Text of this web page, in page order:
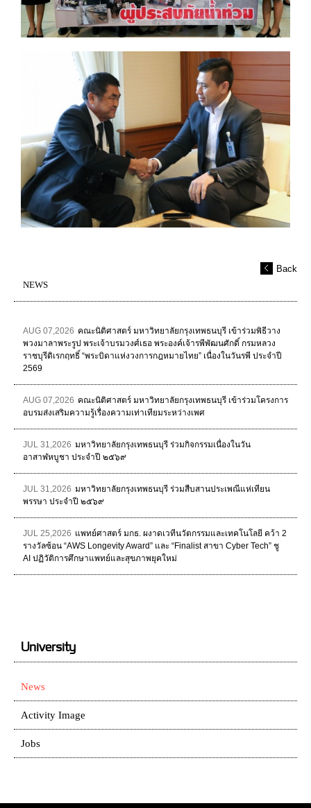
Back
NEWS
AUG 07,2026 คณะนิติศาสตร์ มหาวิทยาลัยกรุงเทพธนบุรี เข้าร่วมพิธีวาง
พวงมาลาพระรูป พระเจ้าบรมวงศ์เธอ พระองค์เจ้ารพีพัฒนศักดิ์ กรมหลวง
ราชบุรีดิเรกฤทธิ์ “พระบิดาแห่งวงการกฎหมายไทย” เนื่องในวันรพี ประจำปี
2569
AUG 07,2026 คณะนิติศาสตร์ มหาวิทยาลัยกรุงเทพธนบุรี เข้าร่วมโครงการ
อบรมส่งเสริมความรู้เรื่องความเท่าเทียมระหว่างเพศ
JUL 31,2026 มหาวิทยาลัยกรุงเทพธนบุรี ร่วมกิจกรรมเนื่องในวัน
อาสาฬหบูชา ประจำปี ๒๕๖๙
JUL 31,2026 มหาวิทยาลัยกรุงเทพธนบุรี ร่วมสืบสานประเพณีแห่เทียน
พรรษา ประจำปี ๒๕๖๙
JUL 25,2026 แพทย์ศาสตร์ มกธ. ผงาดเวทีนวัตกรรมและเทคโนโลยี คว้า 2
รางวัลซ้อน “AWS Longevity Award” และ “Finalist สาขา Cyber Tech” ชู
AI ปฏิวัติการศึกษาแพทย์และสุขภาพยุคใหม่
University
News
Activity Image
Jobs